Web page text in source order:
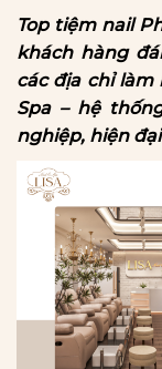
Top tiệm nail
khách hàng
các địa chỉ làm
Spa – hệ
nghiệp, hiện